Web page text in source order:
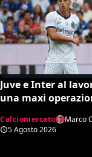
Juve e Inter al
una maxi
nerazzurro,
Torino
Calciomercato
Marco
5 Agosto 2026